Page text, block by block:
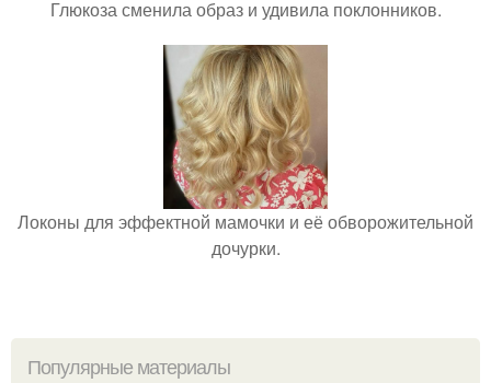
Глюкоза сменила образ и удивила поклонников.
Локоны для эффектной мамочки и её обворожительной
дочурки.
Популярные материалы